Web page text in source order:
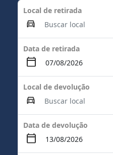
Local de retirada
Data de retirada
Local de devolução
Data de devolução